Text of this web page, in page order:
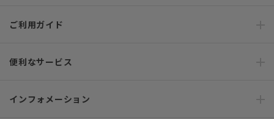
ご利用ガイド
便利なサービス
インフォメーション